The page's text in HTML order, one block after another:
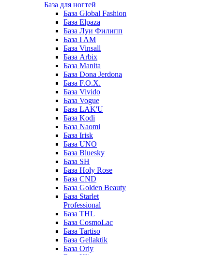
База для ногтей
База Global Fashion
База Elpaza
База Луи Филипп
База I AM
База Vinsall
База Arbix
База Manita
База Dona Jerdona
База F.O.X.
База Vivido
База Vogue
База LAK'U
База Kodi
База Naomi
База Irisk
База UNO
База Bluesky
База SH
База Holy Rose
База CND
База Golden Beauty
База Starlet
Professional
База THL
База CosmoLac
База Tartiso
База Gellaktik
База Orly